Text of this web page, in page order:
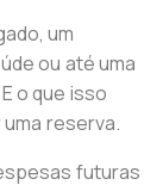
um
ou até uma
o que isso
reserva.
futuras